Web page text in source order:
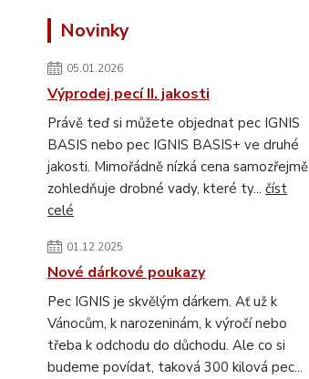
Novinky
05.01.2026
Výprodej pecí II. jakosti
Právě teď si můžete objednat pec IGNIS
BASIS nebo pec IGNIS BASIS+ ve druhé
jakosti. Mimořádně nízká cena samozřejmě
zohledňuje drobné vady, které ty... číst
celé
01.12.2025
Nové dárkové poukazy
Pec IGNIS je skvělým dárkem. Ať už k
Vánocům, k narozeninám, k výročí nebo
třeba k odchodu do důchodu. Ale co si
budeme povídat, taková 300 kilová pec...